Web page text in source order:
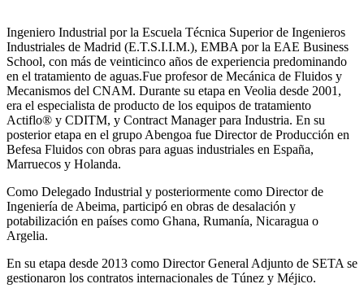
Ingeniero Industrial por la Escuela Técnica Superior de Ingenieros
Industriales de Madrid (E.T.S.I.I.M.), EMBA por la EAE Business
School, con más de veinticinco años de experiencia predominando
en el tratamiento de aguas.Fue profesor de Mecánica de Fluidos y
Mecanismos del CNAM. Durante su etapa en Veolia desde 2001,
era el especialista de producto de los equipos de tratamiento
Actiflo® y CDITM, y Contract Manager para Industria. En su
posterior etapa en el grupo Abengoa fue Director de Producción en
Befesa Fluidos con obras para aguas industriales en España,
Marruecos y Holanda.
Como Delegado Industrial y posteriormente como Director de
Ingeniería de Abeima, participó en obras de desalación y
potabilización en países como Ghana, Rumanía, Nicaragua o
Argelia.
En su etapa desde 2013 como Director General Adjunto de SETA se
gestionaron los contratos internacionales de Túnez y Méjico.